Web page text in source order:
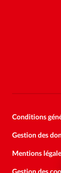
Conditions
Gestion des
Mentions